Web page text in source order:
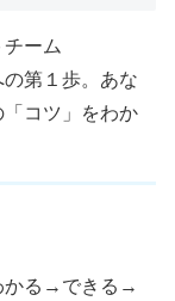
ーム
第１歩。あな
コツ」をわか
かる→できる→